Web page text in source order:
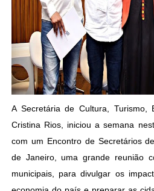
A Secretária de Cultura, Turismo,
Cristina Rios, iniciou a semana
com um Encontro de Secretários
de Janeiro, uma grande reunião
municipais, para divulgar os